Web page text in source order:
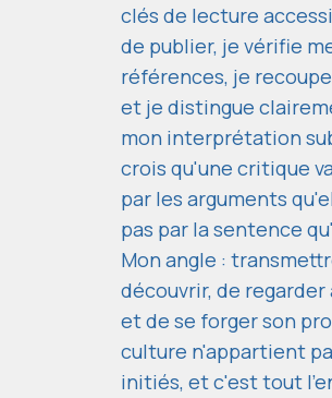
clés de lecture
de publier, je vérifie
références, je
et je distingue
mon interprétation
crois qu'une critique
par les arguments
pas par la sentence
Mon angle :
découvrir, de
et de se forger son
culture n'appartient
initiés, et c'est tout